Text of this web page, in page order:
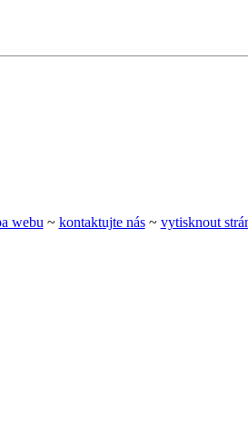
webu ~ kontaktujte nás ~ vytisknout